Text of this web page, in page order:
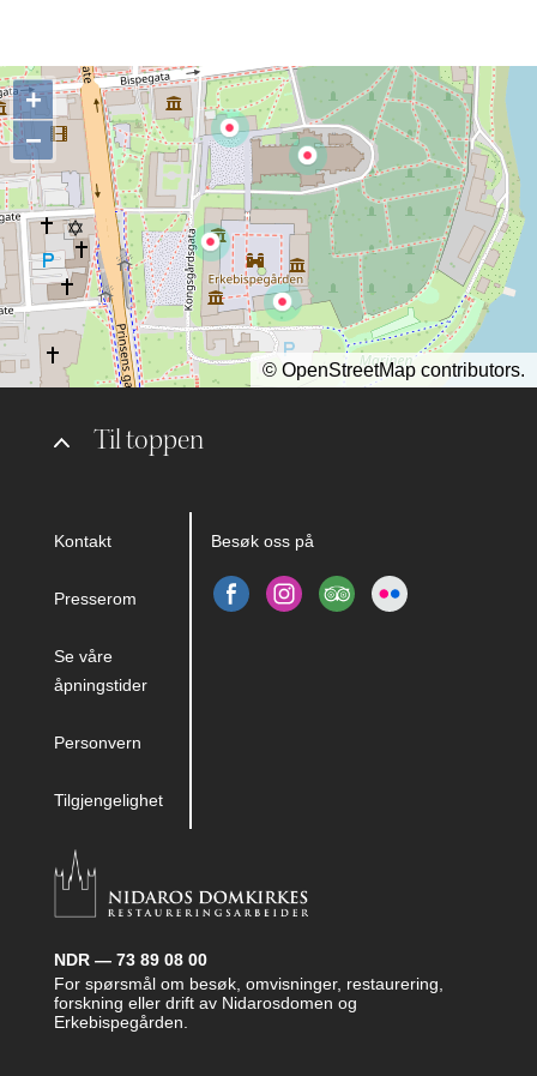
Til toppen
Kontakt
Presserom
Se våre
åpningstider
Personvern
Tilgjengelighet
Besøk oss på
NDR — 73 89 08 00
For spørsmål om besøk, omvisninger, restaurering,
forskning eller drift av Nidarosdomen og
Erkebispegården.
+
−
© OpenStreetMap contributors.